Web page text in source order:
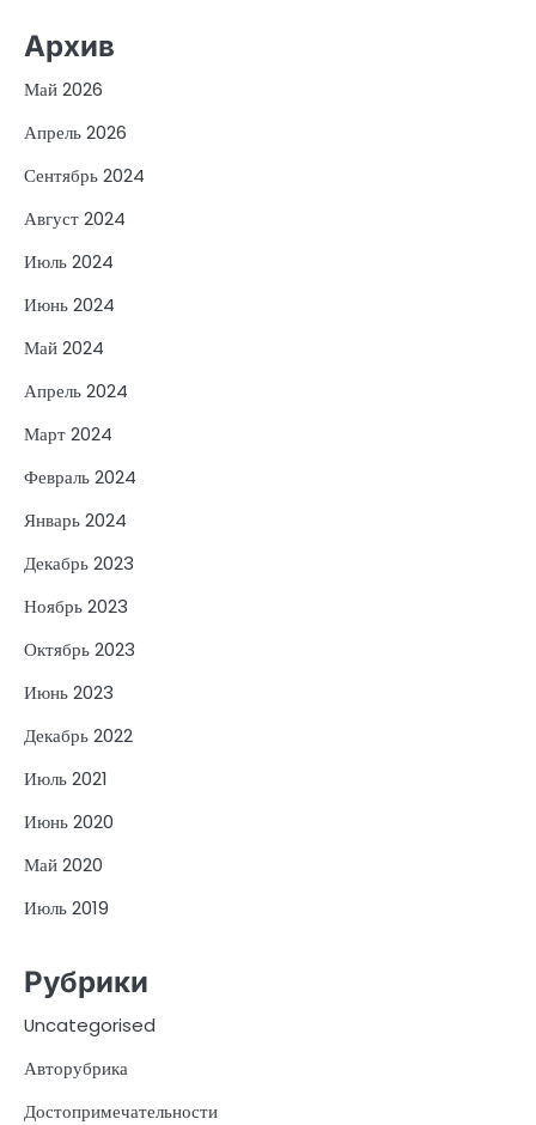
Архив
Май 2026
Апрель 2026
Сентябрь 2024
Август 2024
Июль 2024
Июнь 2024
Май 2024
Апрель 2024
Март 2024
Февраль 2024
Январь 2024
Декабрь 2023
Ноябрь 2023
Октябрь 2023
Июнь 2023
Декабрь 2022
Июль 2021
Июнь 2020
Май 2020
Июль 2019
Рубрики
Uncategorised
Авторубрика
Достопримечательности